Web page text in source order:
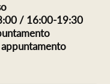
/ 16:00-19:30